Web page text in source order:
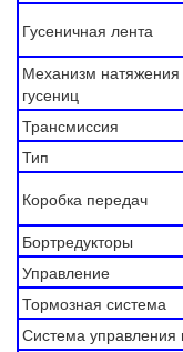
Гусеничная лента
Механизм натяжения
гусениц
Трансмиссия
Тип
Коробка передач
Бортредукторы
Управление
Тормозная система
Система